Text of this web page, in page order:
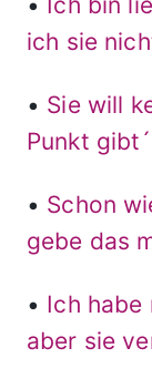
ich sie
• Sie will
Punkt
• Schon
gebe das
• Ich habe
aber sie